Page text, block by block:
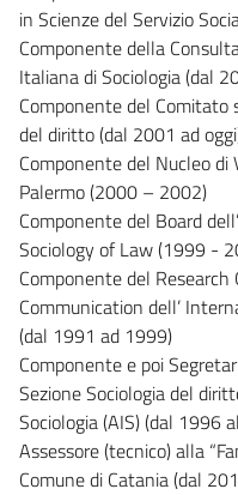
in Scienze del Servizio
Componente della
Italiana di Sociologia (dal
Componente del Comitato
del diritto (dal 2001 ad
Componente del Nucleo di
Palermo (2000 – 2002)
Componente del Board
Sociology of Law (1999 -
Componente del
Communication dell’
(dal 1991 ad 1999)
Componente e poi
Sezione Sociologia del
Sociologia (AIS) (dal 1996
Assessore (tecnico) alla
Comune di Catania (dal